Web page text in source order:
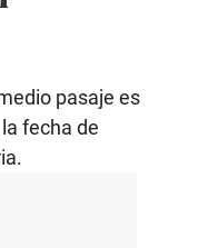
pasaje es
fecha de